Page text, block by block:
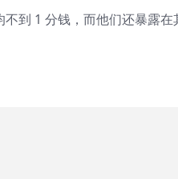
到 1 分钱，而他们还暴露在